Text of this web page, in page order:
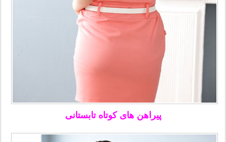
پیراهن های کوتاه تابستانی